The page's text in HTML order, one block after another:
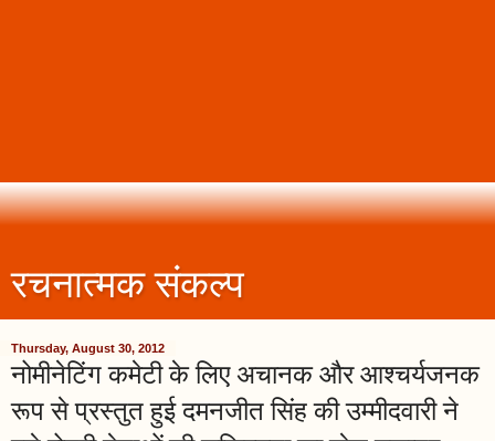
रचनात्मक संकल्प
Thursday, August 30, 2012
नोमीनेटिंग कमेटी के लिए अचानक और आश्चर्यजनक
रूप से प्रस्तुत हुई दमनजीत सिंह की उम्मीदवारी ने